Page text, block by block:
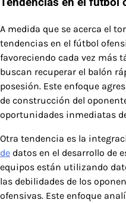
A medida que se acerca el
tendencias en el fútbol
favoreciendo cada vez más
buscan recuperar el balón
posesión. Este enfoque
de construcción del
oportunidades inmediatas
Otra tendencia es la
de datos en el desarrollo de
equipos están utilizando
las debilidades de los
ofensivas. Este enfoque